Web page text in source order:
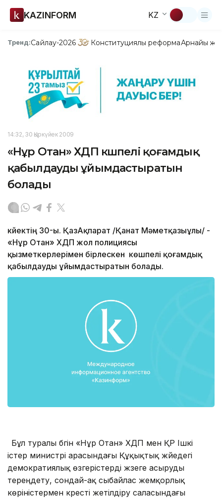
KAZINFORM KZ
Тренд:Сайлау-2026 Конституциялық реформаАрнайы
14:32, 30 Қыркүйек 2009
«Нұр Отан» ХДП көшпелі қоғамдық
қабылдауды ұйымдастыратын
болады
күйектің 30-ы. ҚазАқпарат /Қанат Мәметқазыұлы/ -
«Нұр Отан» ХДП жол полициясы
қызметкерлерімен бірлескен көшпелі қоғамдық
қабылдауды ұйымдастыратын болады.
Бұл туралы бүгін «Нұр Отан» ХДП мен ҚР Ішкі
істер министрі арасындағы Құқықтық жүйедегі
демократиялық өзгерістерді жүзеге асыруды
тереңдету, сондай-ақ сыбайлас жемқорлық
көріністермен күресті жетілдіру саласындағы